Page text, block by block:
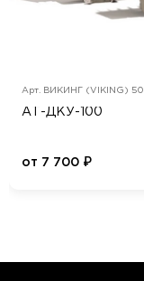
Арт. ВИКИНГ (VIKING)
АТ-ДКУ-100
от 7 700 ₽